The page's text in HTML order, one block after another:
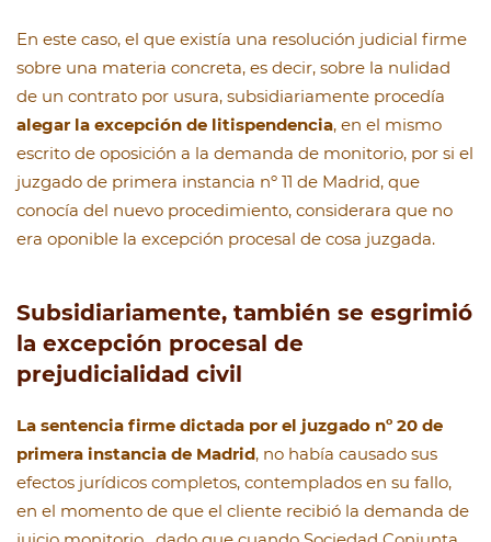
En este caso, el que existía una resolución judicial firme
sobre una materia concreta, es decir, sobre la nulidad
de un contrato por usura, subsidiariamente procedía
alegar la excepción de litispendencia, en el mismo
escrito de oposición a la demanda de monitorio, por si el
juzgado de primera instancia nº 11 de Madrid, que
conocía del nuevo procedimiento, considerara que no
era oponible la excepción procesal de cosa juzgada.
Subsidiariamente, también se esgrimió
la excepción procesal de
prejudicialidad civil
La sentencia firme dictada por el juzgado nº 20 de
primera instancia de Madrid, no había causado sus
efectos jurídicos completos, contemplados en su fallo,
en el momento de que el cliente recibió la demanda de